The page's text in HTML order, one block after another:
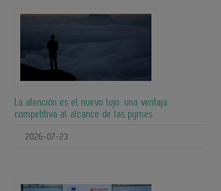
La atención es el nuevo lujo: una ventaja
competitiva al alcance de las pymes
2026-07-23